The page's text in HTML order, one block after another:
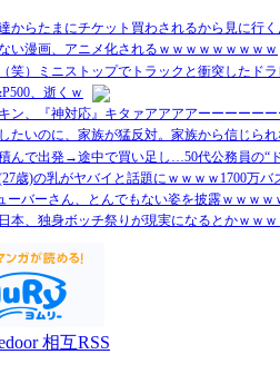
からたまにチケット買わされるから見に行く
い漫画、アニメ化されるｗｗｗｗｗｗｗｗｗ
笑）ミニストップでトラックと衝突したドラ
、逝くｗ
ン、『神対応』キタァアアアアーーーーーー
たいのに、家族が猛反対。家族から信じら
んで出発→途中で買い足し…50代公務員の“
歳)の乳がヤバイと話題にｗｗｗｗ1700万
ーバーさん、とんでもない姿を披露ｗｗｗｗ
日本、独身ボッチ祭りが現実になるとかｗｗ
相互RSS